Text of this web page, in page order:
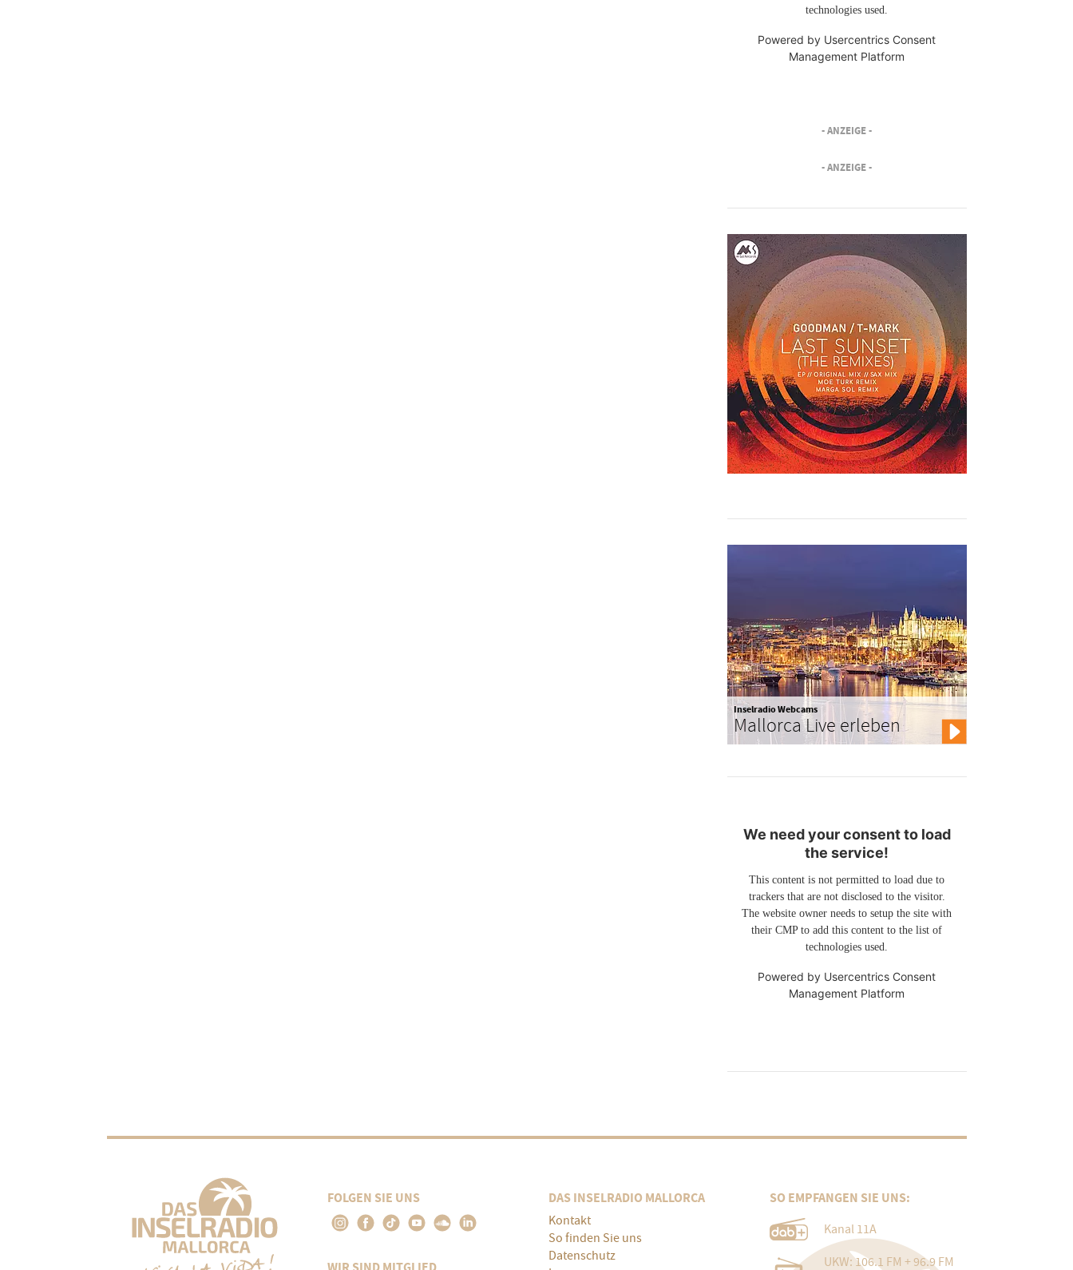
technologies used.
Powered by Usercentrics Consent
Management Platform
- ANZEIGE -
- ANZEIGE -
Inselradio Webcams
Mallorca Live erleben
We need your consent to load
the service!
This content is not permitted to load due to
trackers that are not disclosed to the visitor.
The website owner needs to setup the site with
their CMP to add this content to the list of
technologies used.
Powered by Usercentrics Consent
Management Platform
FOLGEN SIE UNS DAS INSELRADIO MALLORCA
Kontakt
So finden Sie uns
Datenschutz
SO EMPFANGEN SIE UNS:
Kanal 11A
UKW: 106.1 FM + 96.9 FM